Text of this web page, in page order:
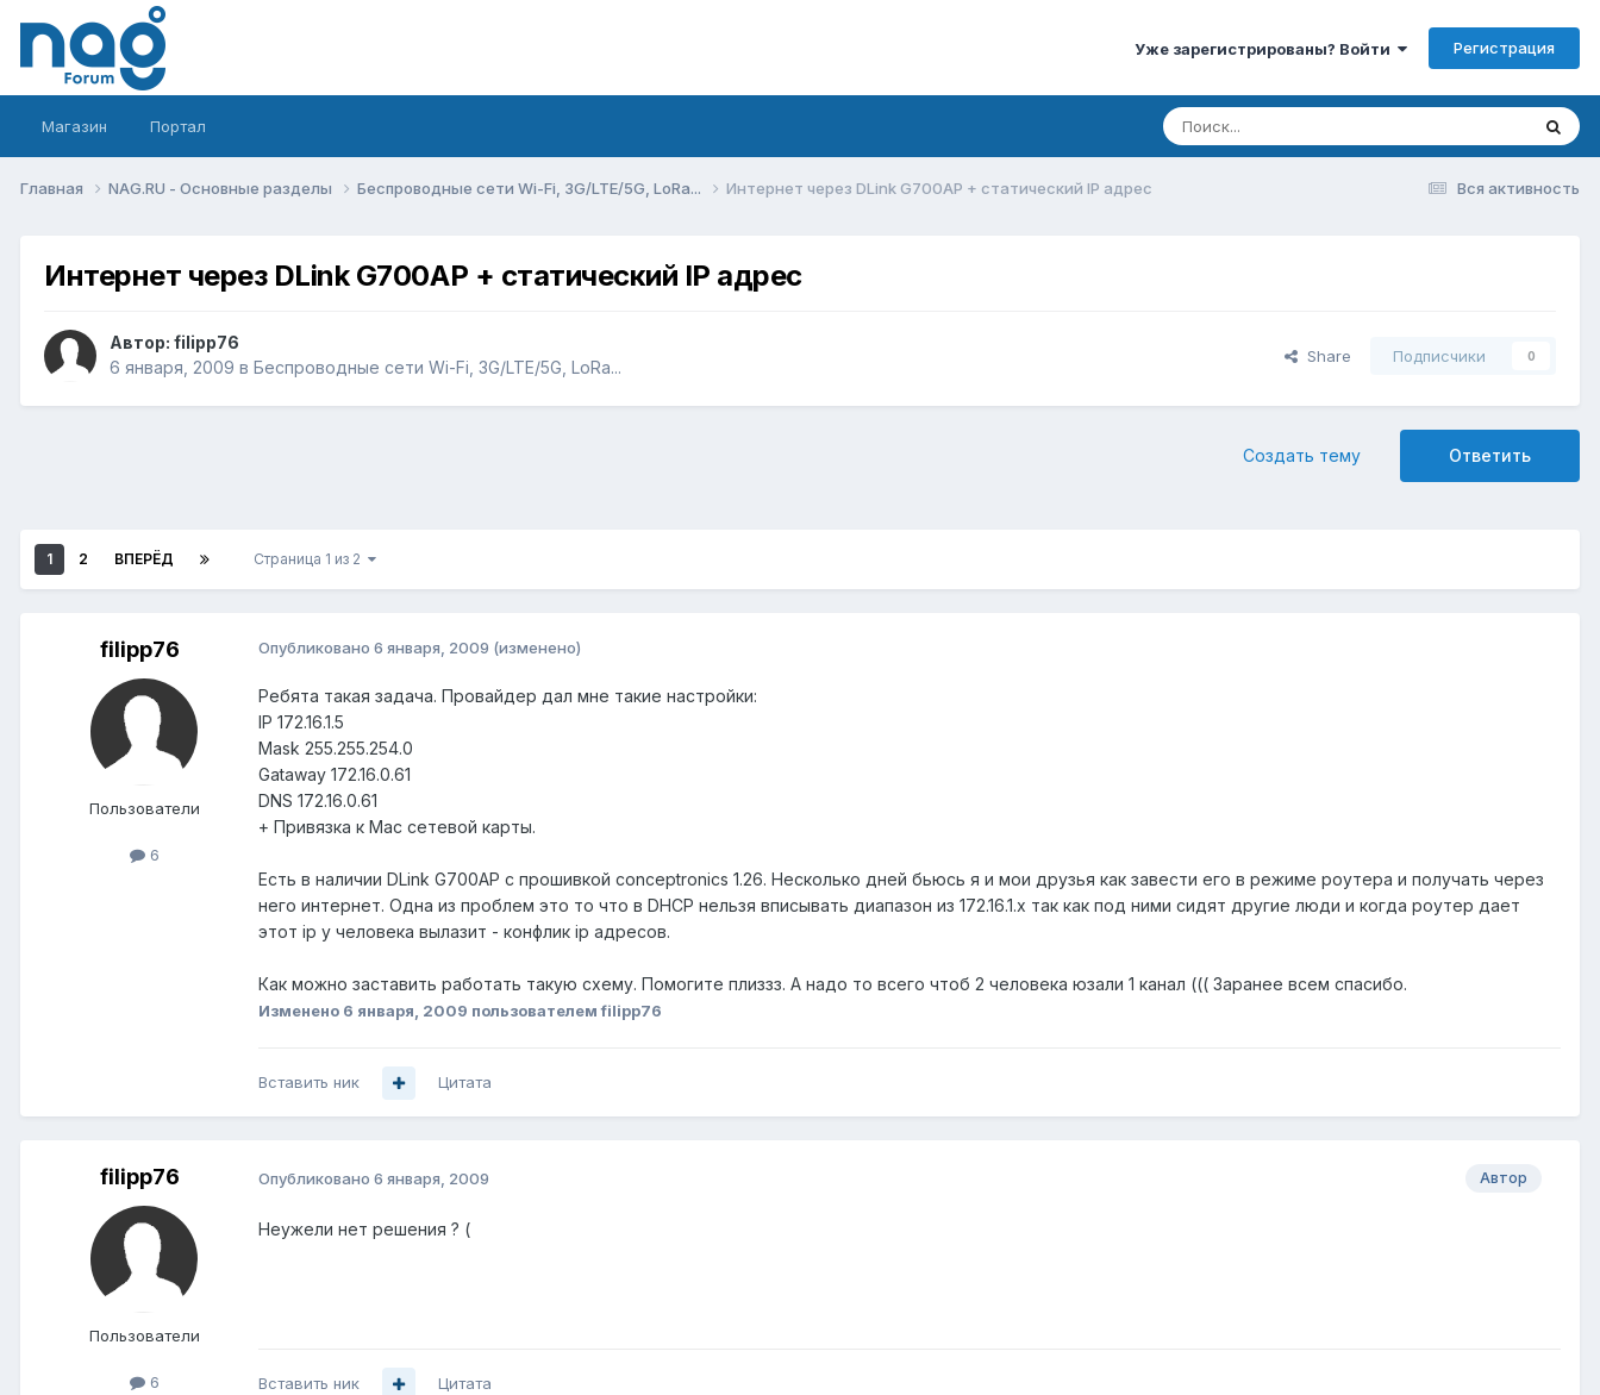
Уже зарегистрированы? Войти Регистрация
Магазин Портал
Вся активность
Главная NAG.RU - Основные разделы Беспроводные сети Wi-Fi, 3G/LTE/5G, LoRa... Интернет через DLink G700AP + статический IP адрес
Интернет через DLink G700AP + статический IP адрес
Автор: filipp76
6 января, 2009 в Беспроводные сети Wi-Fi, 3G/LTE/5G, LoRa...
Share Подписчики 0
Ответить
Создать тему
1 2 ВПЕРЁД Страница 1 из 2
filipp76
Пользователи
6
Опубликовано 6 января, 2009 (изменено)
Ребята такая задача. Провайдер дал мне такие настройки:
IP 172.16.1.5
Mask 255.255.254.0
Gataway 172.16.0.61
DNS 172.16.0.61
+ Привязка к Mac сетевой карты.
Есть в наличии DLink G700AP c прошивкой conceptronics 1.26. Несколько дней бьюсь я и мои друзья как завести его в режиме роутера и получать через
него интернет. Одна из проблем это то что в DHCP нельзя вписывать диапазон из 172.16.1.х так как под ними сидят другие люди и когда роутер дает
этот ip у человека вылазит - конфлик ip адресов.
Как можно заставить работать такую схему. Помогите плиззз. А надо то всего чтоб 2 человека юзали 1 канал ((( Заранее всем спасибо.
Изменено 6 января, 2009 пользователем filipp76
Вставить ник Цитата
filipp76
Пользователи
6
Автор
Опубликовано 6 января, 2009
Неужели нет решения ? (
Вставить ник Цитата